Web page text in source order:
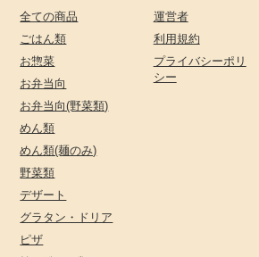
全ての商品
ごはん類
お惣菜
お弁当向
お弁当向(野菜類)
めん類
めん類(麺のみ)
野菜類
デザート
グラタン・ドリア
ピザ
運営者
利用規約
プライバシーポリ
シー